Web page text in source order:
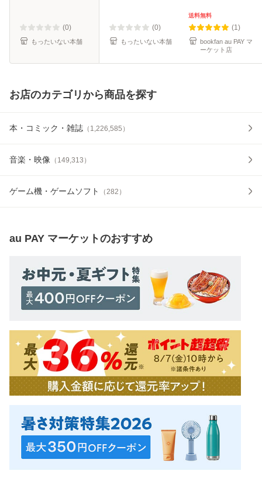
料】
(0)
もったいない本舗
(0)
もったいない本舗
送料無料
(1)
bookfan au PAY マ
ーケット店
お店のカテゴリから商品を探す
本・コミック・雑誌 （ 1,226,585 ）
音楽・映像 （ 149,313 ）
ゲーム機・ゲームソフト （282 ）
au PAY マーケットのおすすめ